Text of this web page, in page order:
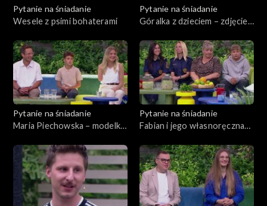
Pytanie na śniadanie
Wesele z psimi bohaterami
Pytanie na śniadanie
Góralka z dzieciem – zdjęcie,
Pytanie na śniadanie
Maria Piechowska – modelka
Pytanie na śniadanie
Fabian i jego własnoręczna
legalnie sprzedawać?